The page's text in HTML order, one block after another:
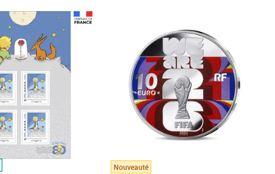
Nouveauté